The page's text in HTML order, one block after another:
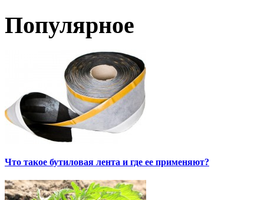
Популярное
Что такое бутиловая лента и где ее применяют?